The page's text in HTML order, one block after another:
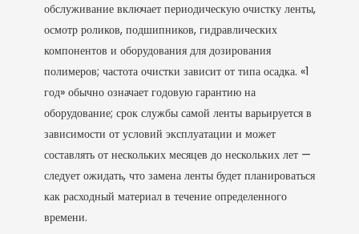
обслуживание включает периодическую очистку ленты,
осмотр роликов, подшипников, гидравлических
компонентов и оборудования для дозирования
полимеров; частота очистки зависит от типа осадка. «1
год» обычно означает годовую гарантию на
оборудование; срок службы самой ленты варьируется в
зависимости от условий эксплуатации и может
составлять от нескольких месяцев до нескольких лет —
следует ожидать, что замена ленты будет планироваться
как расходный материал в течение определенного
времени.